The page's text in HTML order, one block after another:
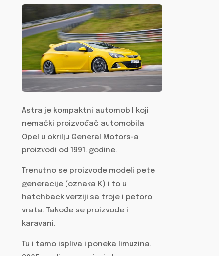
Astra je kompaktni automobil koji
nemački proizvođač automobila
Opel u okrilju General Motors-a
proizvodi od 1991. godine.
Trenutno se proizvode modeli pete
generacije (oznaka K) i to u
hatchback verziji sa troje i petoro
vrata. Takođe se proizvode i
karavani.
Tu i tamo ispliva i poneka limuzina.